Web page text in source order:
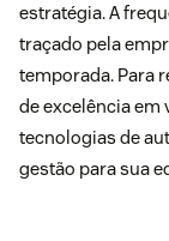
estratégia. A
traçado pela
temporada. Para
de excelência em
tecnologias de
gestão para sua